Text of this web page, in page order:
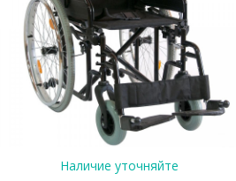
Наличие уточняйте